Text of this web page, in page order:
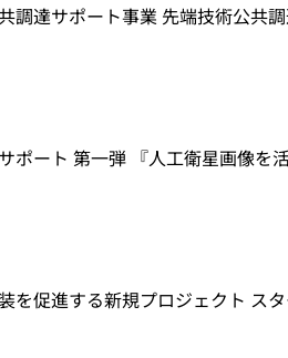
調達サポート事業 先端技術公共
ポート 第一弾 『人工衛星画像を
を促進する新規プロジェクト ス